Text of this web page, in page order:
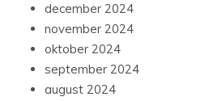
december 2024
november 2024
oktober 2024
september 2024
august 2024